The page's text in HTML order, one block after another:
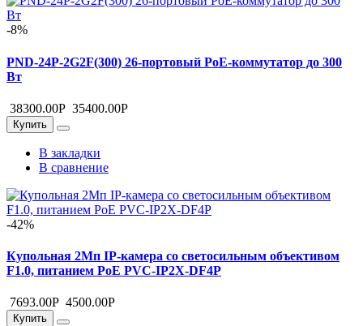
-8%
PND-24P-2G2F(300) 26-портовый PoE-коммутатор до 300
Вт
38300.00Р 35400.00Р
Купить
В закладки
В сравнение
-42%
Купольная 2Mп IP-камера со светосильным объективом
F1.0, питанием PoE PVC-IP2X-DF4P
7693.00Р 4500.00Р
Купить